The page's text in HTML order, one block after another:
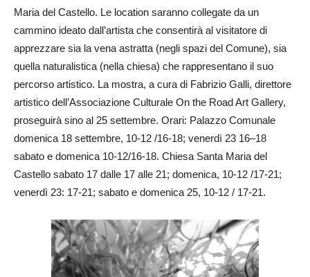
Maria del Castello. Le location saranno collegate da un
cammino ideato dall’artista che consentirà al visitatore di
apprezzare sia la vena astratta (negli spazi del Comune), sia
quella naturalistica (nella chiesa) che rappresentano il suo
percorso artistico. La mostra, a cura di Fabrizio Galli, direttore
artistico dell’Associazione Culturale On the Road Art Gallery,
proseguirà sino al 25 settembre. Orari: Palazzo Comunale
domenica 18 settembre, 10-12 /16-18; venerdì 23 16–18
sabato e domenica 10-12/16-18. Chiesa Santa Maria del
Castello sabato 17 dalle 17 alle 21; domenica, 10-12 /17-21;
venerdì 23: 17-21; sabato e domenica 25, 10-12 / 17-21.